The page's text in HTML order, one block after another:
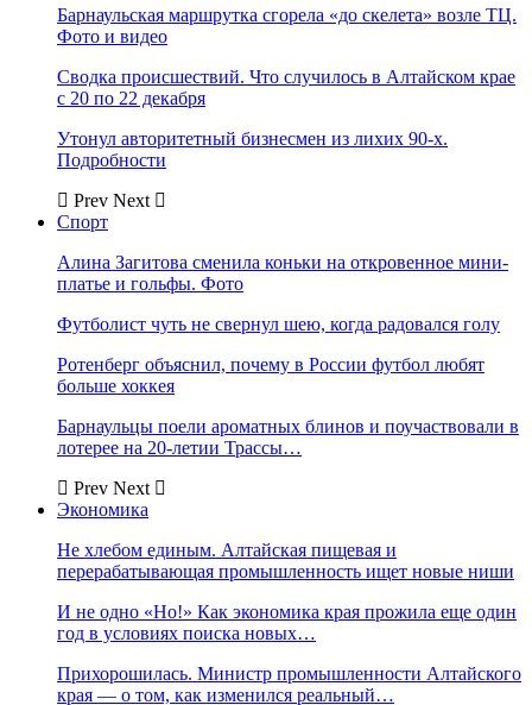
Барнаульская маршрутка сгорела «до скелета» возле ТЦ.
Фото и видео
Сводка происшествий. Что случилось в Алтайском крае
с 20 по 22 декабря
Утонул авторитетный бизнесмен из лихих 90-х.
Подробности
Prev Next
Спорт
Алина Загитова сменила коньки на откровенное мини-
платье и гольфы. Фото
Футболист чуть не свернул шею, когда радовался голу
Ротенберг объяснил, почему в России футбол любят
больше хоккея
Барнаульцы поели ароматных блинов и поучаствовали в
лотерее на 20-летии Трассы…
Prev Next
Экономика
Не хлебом единым. Алтайская пищевая и
перерабатывающая промышленность ищет новые ниши
И не одно «Но!» Как экономика края прожила еще один
год в условиях поиска новых…
Прихорошилась. Министр промышленности Алтайского
края — о том, как изменился реальный…